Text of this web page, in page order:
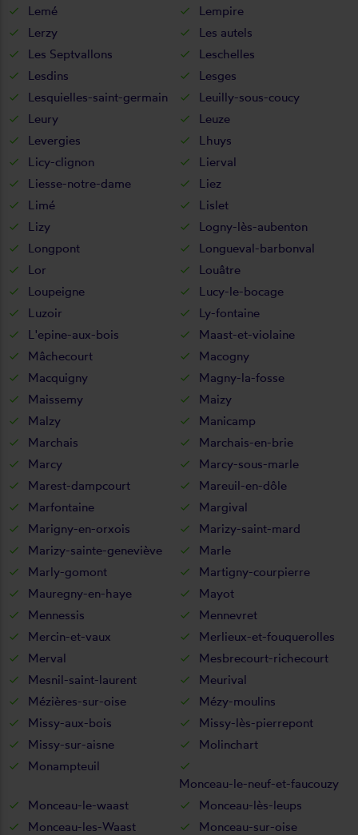
Lemé
Lempire
Lerzy
Les autels
Les Septvallons
Leschelles
Lesdins
Lesges
Lesquielles-saint-germain
Leuilly-sous-coucy
Leury
Leuze
Levergies
Lhuys
Licy-clignon
Lierval
Liesse-notre-dame
Liez
Limé
Lislet
Lizy
Logny-lès-aubenton
Longpont
Longueval-barbonval
Lor
Louâtre
Loupeigne
Lucy-le-bocage
Luzoir
Ly-fontaine
L'epine-aux-bois
Maast-et-violaine
Mâchecourt
Macogny
Macquigny
Magny-la-fosse
Maissemy
Maizy
Malzy
Manicamp
Marchais
Marchais-en-brie
Marcy
Marcy-sous-marle
Marest-dampcourt
Mareuil-en-dôle
Marfontaine
Margival
Marigny-en-orxois
Marizy-saint-mard
Marizy-sainte-geneviève
Marle
Marly-gomont
Martigny-courpierre
Mauregny-en-haye
Mayot
Mennessis
Mennevret
Mercin-et-vaux
Merlieux-et-fouquerolles
Merval
Mesbrecourt-richecourt
Mesnil-saint-laurent
Meurival
Mézières-sur-oise
Mézy-moulins
Missy-aux-bois
Missy-lès-pierrepont
Missy-sur-aisne
Molinchart
Monampteuil
Monceau-le-neuf-et-faucouzy
Monceau-le-waast
Monceau-lès-leups
Monceau-les-Waast
Monceau-sur-oise